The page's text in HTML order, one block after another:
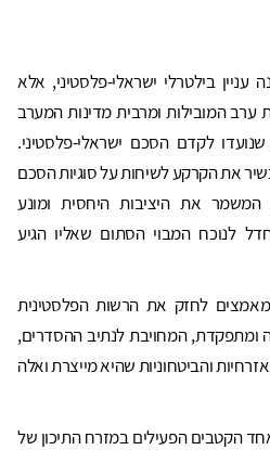
בילטרלי ישראלי-פלסטיני, אלא
ערב המובילות ומרבית מדינות המערב
לקדם הסכם ישראלי-פלסטיני.
את הקרקע לשיחות על סוגיות הסכם
המשמר את היציבות היחסית ומונע
לנוכח המבוי הסתום שאליו הגיע
לחזק את הרשות הפלסטינית
ומתפקדת, המחויבת לנתיב ההסדרים,
והביטחוניות שהיא מייצרת ואלה
הקטבים הפעילים במזרח התיכון של